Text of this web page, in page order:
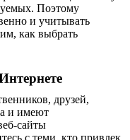
Поэтому
и учитывать
как выбрать
друзей,
и имеют
сайты
с теми, кто привлек